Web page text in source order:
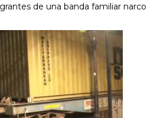
de una banda familiar narco